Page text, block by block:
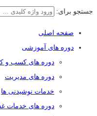
جستجو برای:
صفحه اصلی
دوره های آموزشی
دوره های کسب و
دوره های مدیریت
خدمات نوشیدنی ها
دوره های خدمات